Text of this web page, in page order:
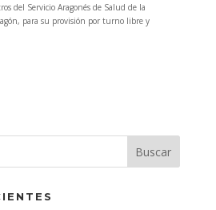
del Servicio Aragonés de Salud de la
para su provisión por turno libre y